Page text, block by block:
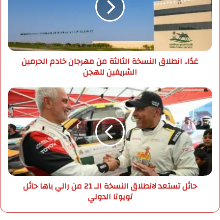
إ
ل
ك
ر
.
ا
ن
ل
ل
ن
س
خ
ة
ا
ل
ا
م
غدًا.. انطلاق النسخة الثالثة من مهرجان خادم الحرمين
الشريفين للهجن
ح
ا
ئ
ل
ت
س
ت
د
حائل تستعد لانطلاق النسخة الـ 21 من رالي باها حائل
تويوتا الدولي